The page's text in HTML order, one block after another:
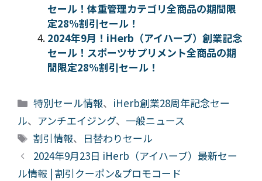
セール！体重管理カテゴリ全商品の期間限
定28%割引セール！
2024年9月！iHerb（アイハーブ）創業記念
セール！スポーツサプリメント全商品の期
間限定28%割引セール！
カ
テ
ゴ
リ
ー
特別セール情報、 iHerb創業28周年記念セー
ル、 アンチエイジング、 一般ニュース
タ
グ
割引情報、 日替わりセール
2024年9月23日 iHerb（アイハーブ）最新セー
ル情報 | 割引クーポン&プロモコード